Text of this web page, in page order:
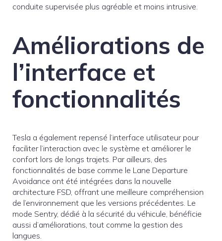
conduite supervisée plus agréable et moins intrusive.
Améliorations de
l’interface et
fonctionnalités
Tesla a également repensé l’interface utilisateur pour
faciliter l’interaction avec le système et améliorer le
confort lors de longs trajets. Par ailleurs, des
fonctionnalités de base comme le Lane Departure
Avoidance ont été intégrées dans la nouvelle
architecture FSD, offrant une meilleure compréhension
de l’environnement que les versions précédentes. Le
mode Sentry, dédié à la sécurité du véhicule, bénéficie
aussi d’améliorations, tout comme la gestion des
langues.